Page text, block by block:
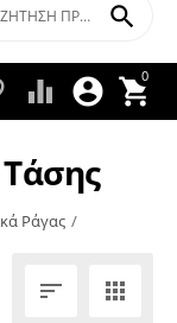
0




Ράγας /
 